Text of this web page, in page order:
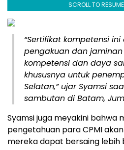
SCROLL TO
“Sertifikat kompetensi
pengakuan dan
kompetensi dan daya
khususnya untuk
Selatan,” ujar Syamsi
sambutan di Batam,
Syamsi juga meyakini bahwa
pengetahuan para CPMI
mereka dapat bersaing lebih